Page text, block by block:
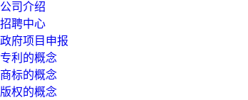
公司介绍
招聘中心
政府项目申报
专利的概念
商标的概念
版权的概念